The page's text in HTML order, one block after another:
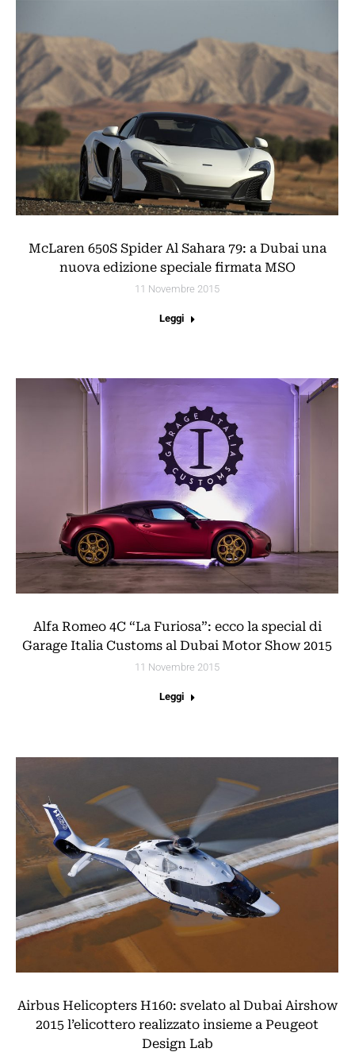
McLaren 650S Spider Al Sahara 79: a Dubai una
nuova edizione speciale firmata MSO
11 Novembre 2015
Leggi
Alfa Romeo 4C “La Furiosa”: ecco la special di
Garage Italia Customs al Dubai Motor Show 2015
11 Novembre 2015
Leggi
Airbus Helicopters H160: svelato al Dubai Airshow
2015 l’elicottero realizzato insieme a Peugeot
Design Lab